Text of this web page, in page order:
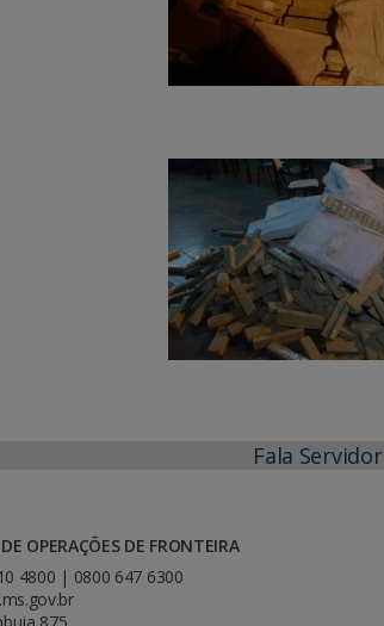
Fala Servidor
OPERAÇÕES DE FRONTEIRA
4800 | 0800 647 6300